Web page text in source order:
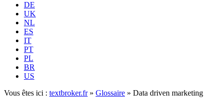
DE
UK
NL
ES
IT
PT
PL
BR
US
Vous êtes ici : textbroker.fr» Glossaire » Data driven marketing